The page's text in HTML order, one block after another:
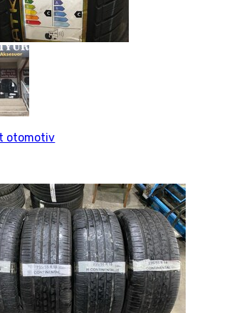
otomotiv